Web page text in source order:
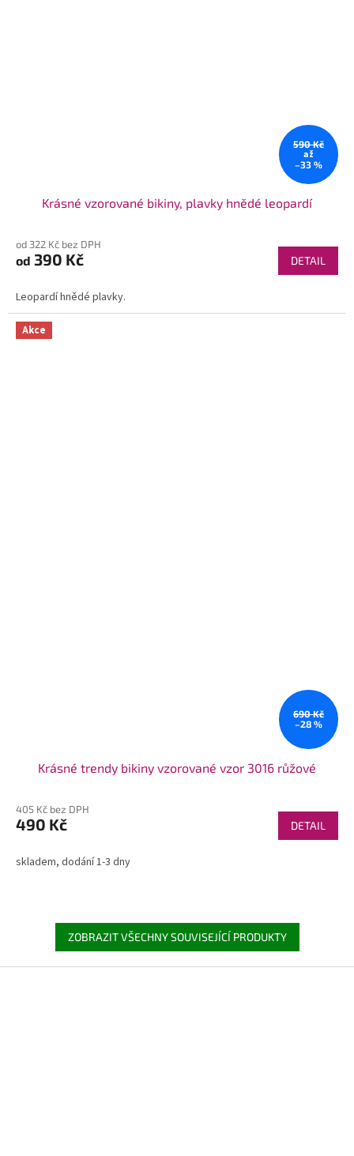
590 Kč
až
–33 %
Krásné vzorované bikiny, plavky hnědé leopardí
od 322 Kč bez DPH
od 390 Kč DETAIL
Leopardí hnědé plavky.
Akce
690 Kč
–28 %
Krásné trendy bikiny vzorované vzor 3016 růžové
405 Kč bez DPH
490 Kč DETAIL
skladem, dodání 1-3 dny
ZOBRAZIT VŠECHNY SOUVISEJÍCÍ PRODUKTY